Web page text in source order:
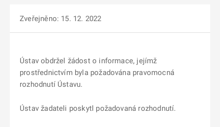
Zveřejněno: 15. 12. 2022
Ústav obdržel žádost o informace, jejímž
prostřednictvím byla požadována pravomocná
rozhodnutí Ústavu.
Ústav žadateli poskytl požadovaná rozhodnutí.